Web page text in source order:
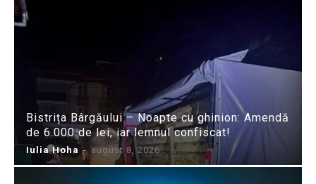
Bistrița Bârgăului – Noapte cu ghinion: Amendă
de 6.000 de lei, iar lemnul confiscat!
Iulia Hoha - august 8, 2026